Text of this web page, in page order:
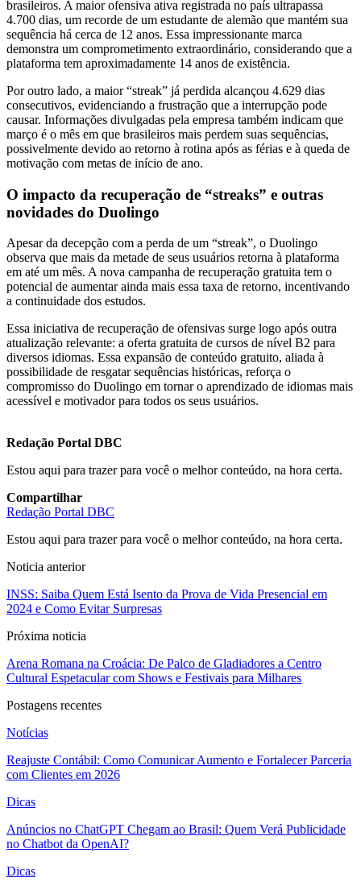
brasileiros. A maior ofensiva ativa registrada no país ultrapassa
4.700 dias, um recorde de um estudante de alemão que mantém sua
sequência há cerca de 12 anos. Essa impressionante marca
demonstra um comprometimento extraordinário, considerando que a
plataforma tem aproximadamente 14 anos de existência.
Por outro lado, a maior “streak” já perdida alcançou 4.629 dias
consecutivos, evidenciando a frustração que a interrupção pode
causar. Informações divulgadas pela empresa também indicam que
março é o mês em que brasileiros mais perdem suas sequências,
possivelmente devido ao retorno à rotina após as férias e à queda de
motivação com metas de início de ano.
O impacto da recuperação de “streaks” e outras
novidades do Duolingo
Apesar da decepção com a perda de um “streak”, o Duolingo
observa que mais da metade de seus usuários retorna à plataforma
em até um mês. A nova campanha de recuperação gratuita tem o
potencial de aumentar ainda mais essa taxa de retorno, incentivando
a continuidade dos estudos.
Essa iniciativa de recuperação de ofensivas surge logo após outra
atualização relevante: a oferta gratuita de cursos de nível B2 para
diversos idiomas. Essa expansão de conteúdo gratuito, aliada à
possibilidade de resgatar sequências históricas, reforça o
compromisso do Duolingo em tornar o aprendizado de idiomas mais
acessível e motivador para todos os seus usuários.
Redação Portal DBC
Estou aqui para trazer para você o melhor conteúdo, na hora certa.
Compartilhar
Redação Portal DBC
Estou aqui para trazer para você o melhor conteúdo, na hora certa.
Noticia anterior
INSS: Saiba Quem Está Isento da Prova de Vida Presencial em
2024 e Como Evitar Surpresas
Próxima noticia
Arena Romana na Croácia: De Palco de Gladiadores a Centro
Cultural Espetacular com Shows e Festivais para Milhares
Postagens recentes
Notícias
Reajuste Contábil: Como Comunicar Aumento e Fortalecer Parceria
com Clientes em 2026
Dicas
Anúncios no ChatGPT Chegam ao Brasil: Quem Verá Publicidade
no Chatbot da OpenAI?
Dicas